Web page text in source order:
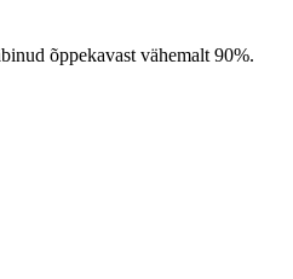
õppekavast vähemalt 90%.